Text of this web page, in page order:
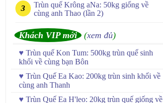
Trùn quế Krông aNa: 50kg giống về
cùng anh Thao (lần 2)
Khách VIP mới (xem đủ)
♥ Trùn quế Kon Tum: 500kg trùn quế sinh
khối về cùng bạn Bôn
♥ Trùn Quế Ea Kao: 200kg trùn sinh khối về
cùng anh Thanh
♥ Trùn Quế Ea H'leo: 20kg trùn quế giống về